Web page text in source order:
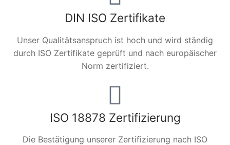
DIN ISO Zertifikate
Unser Qualitätsanspruch ist hoch und wird ständig
durch ISO Zertifikate geprüft und nach europäischer
Norm zertifiziert.
ISO 18878 Zertifizierung
Die Bestätigung unserer Zertifizierung nach ISO